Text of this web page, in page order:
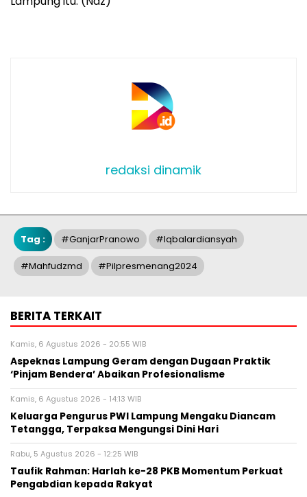
redaksi dinamik
Tag : #GanjarPranowo #iqbalardiansyah
#mahfudzmd #pilpresmenang2024
BERITA TERKAIT
Kamis, 6 Agustus 2026 - 20:55 WIB
Aspeknas Lampung Geram dengan Dugaan Praktik
‘Pinjam Bendera’ Abaikan Profesionalisme
Kamis, 6 Agustus 2026 - 14:13 WIB
Keluarga Pengurus PWI Lampung Mengaku Diancam
Tetangga, Terpaksa Mengungsi Dini Hari
Rabu, 5 Agustus 2026 - 12:25 WIB
Taufik Rahman: Harlah ke-28 PKB Momentum Perkuat
Pengabdian kepada Rakyat